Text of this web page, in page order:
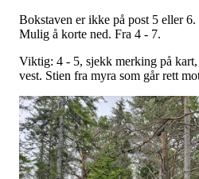
Bokstaven er ikke på post 5 eller 6.
Mulig å korte ned. Fra 4 - 7.
Viktig: 4 - 5, sjekk merking på
vest. Stien fra myra som går rett